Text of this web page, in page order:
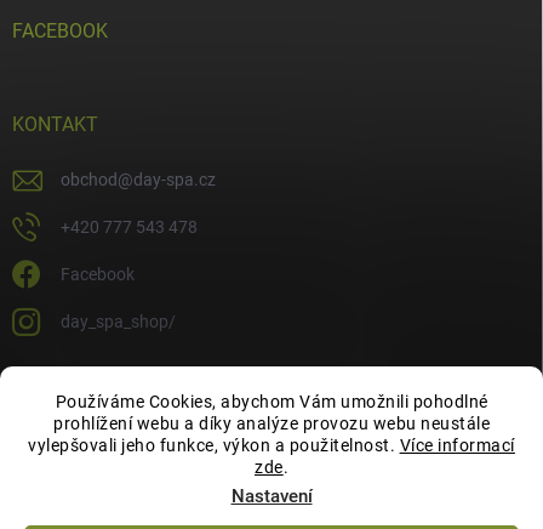
Používáme Cookies, abychom Vám umožnili pohodlné
prohlížení webu a díky analýze provozu webu neustále
vylepšovali jeho funkce, výkon a použitelnost. Více informací
zde.
Nastavení
FACEBOOK
KONTAKT
obchod@day-spa.cz
+420 777 543 478
Facebook
day_spa_shop/
OCHRANA OSOBNÍCH ÚDAJŮ